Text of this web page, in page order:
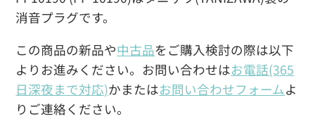
消音プラグです。
この商品の新品や中古品をご購入検討の際は以下
よりお進みください。お問い合わせはお電話(365
日深夜まで対応)かまたはお問い合わせフォームよ
りご連絡ください。